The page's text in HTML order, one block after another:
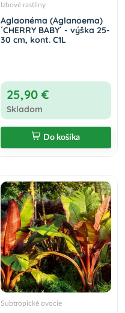
Izbové rastliny
Aglaonéma (Aglanoema)
´CHERRY BABY´ - výška 25-
30 cm, kont. C1L
25,90 €
Skladom
Do košíka
Subtropické ovocie